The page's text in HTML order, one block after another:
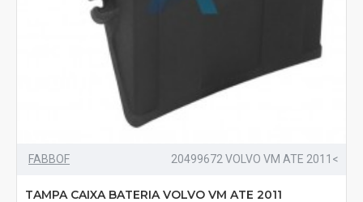
FABBOF 20499672 VOLVO VM ATE 2011<
TAMPA CAIXA BATERIA VOLVO VM ATE 2011